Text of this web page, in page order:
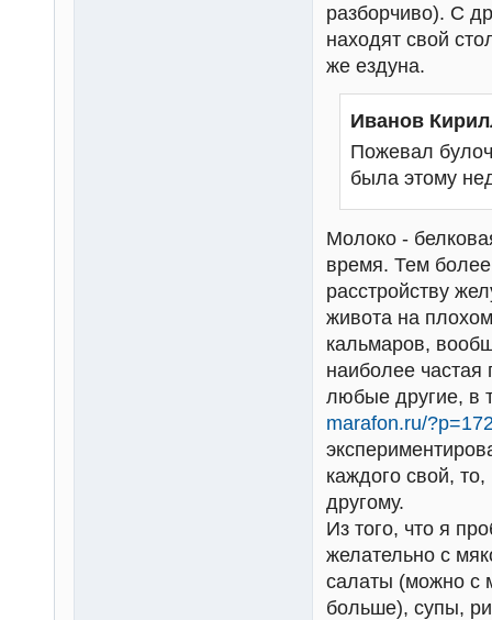
разборчиво). С
находят свой
же ездуна.
Иванов
Пожевал
была этому
Молоко -
время. Тем
расстройству
живота на
кальмаров,
наиболее
любые другие, в
marafon.ru/
каждого свой,
другому.
Из того, что я
желательно с
салаты (можно с
больше), супы,